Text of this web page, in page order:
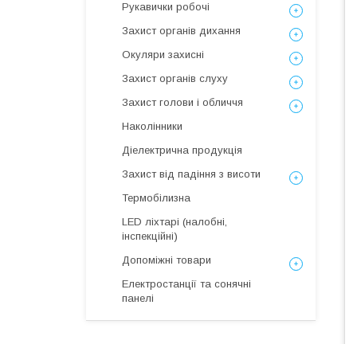
Рукавички робочі
Захист органів дихання
Окуляри захисні
Захист органів слуху
Захист голови і обличчя
Наколінники
Діелектрична продукція
Захист від падіння з висоти
Термобілизна
LED ліхтарі (налобні,
інспекційні)
Допоміжні товари
Електростанції та сонячні
панелі